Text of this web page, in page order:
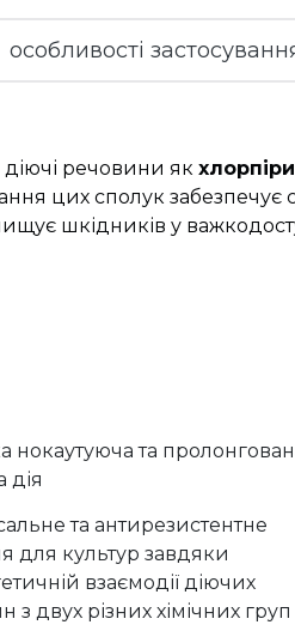
особливості
діючі речовини як
цих сполук
шкідників у
нокаутуюча та
дія
та антирезистентне
для культур завдяки
взаємодії діючих
з двух різних хімічних груп